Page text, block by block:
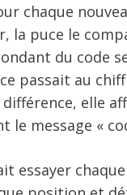
chaque
la puce le
du code
passait au
différence, elle
le message «
essayer